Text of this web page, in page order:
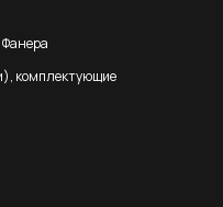
комплектующие